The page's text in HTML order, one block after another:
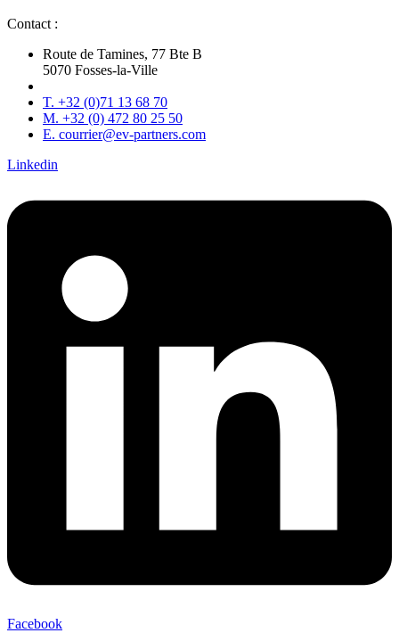
Contact :
Route de Tamines, 77 Bte B
5070 Fosses-la-Ville
T. +32 (0)71 13 68 70
M. +32 (0) 472 80 25 50
E. courrier@ev-partners.com
Linkedin
Facebook